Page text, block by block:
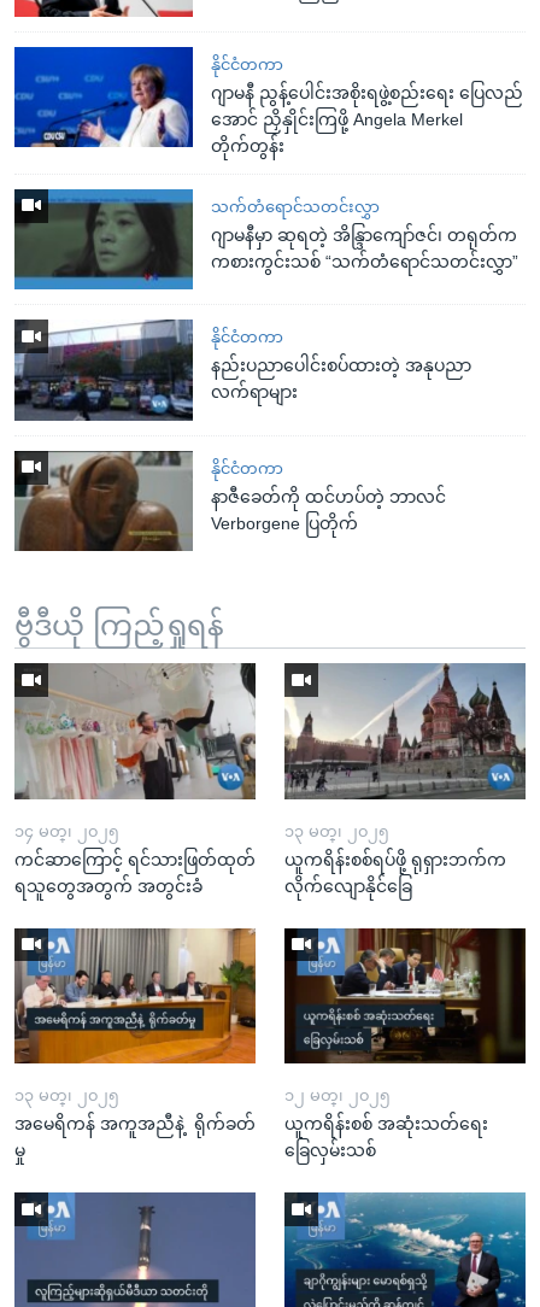
နိုင်ငံတကာ
ဂျာမနီ ညွန့်ပေါင်းအစိုးရဖွဲ့စည်းရေး ပြေလည်
အောင် ညှိနှိုင်းကြဖို့ Angela Merkel
တိုက်တွန်း
သက်တံရောင်သတင်းလွှာ
ဂျာမနီမှာ ဆုရတဲ့ အိန္ဒြာကျော်ဇင်၊ တရုတ်က
ကစားကွင်းသစ် “သက်တံရောင်သတင်းလွှာ”
နိုင်ငံတကာ
နည်းပညာပေါင်းစပ်ထားတဲ့ အနုပညာ
လက်ရာများ
နိုင်ငံတကာ
နာဇီခေတ်ကို ထင်ဟပ်တဲ့ ဘာလင်
Verborgene ပြတိုက်
ဗွီဒီယို ကြည့်ရှုရန်
၁၄ မတ္၊ ၂၀၂၅
ကင်ဆာကြောင့် ရင်သားဖြတ်ထုတ်
ရသူတွေအတွက် အတွင်းခံ
၁၃ မတ္၊ ၂၀၂၅
ယူကရိန်းစစ်ရပ်ဖို့ ရုရှားဘက်က
လိုက်လျောနိုင်ခြေ
၁၃ မတ္၊ ၂၀၂၅
အမေရိကန် အကူအညီနဲ့ ရိုက်ခတ်
မှု
၁၂ မတ္၊ ၂၀၂၅
ယူကရိန်းစစ် အဆုံးသတ်ရေး
ခြေလှမ်းသစ်